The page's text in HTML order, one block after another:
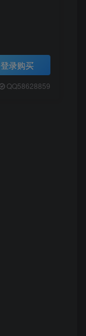
登录购买
QQ58628859